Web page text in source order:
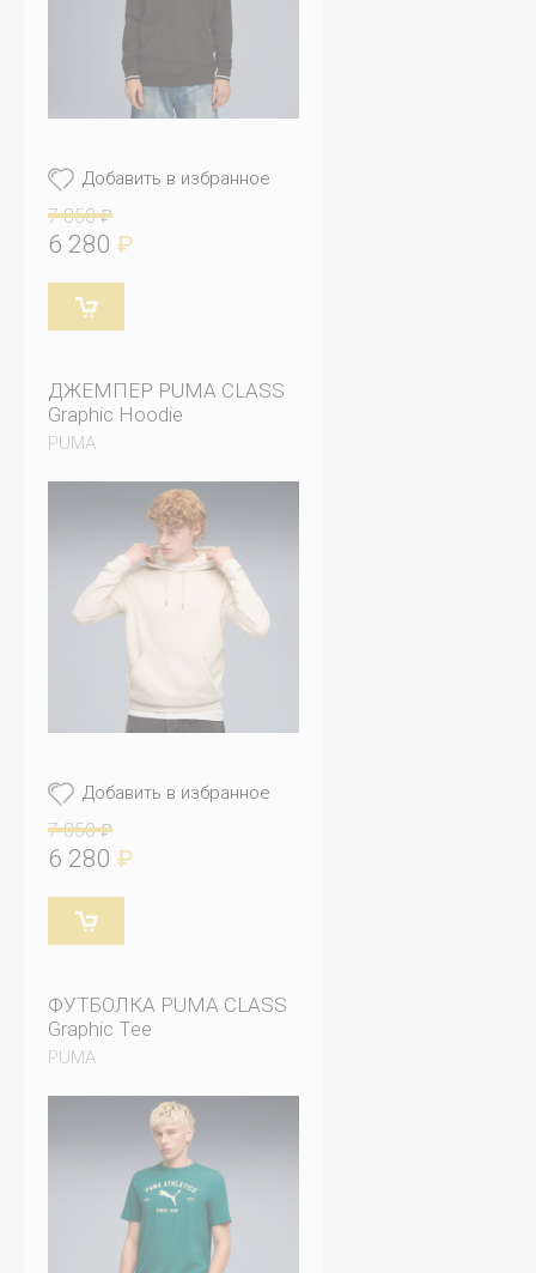
Добавить в избранное
7 850 ₽
6 280 ₽
ДЖЕМПЕР PUMA CLASS
Graphic Hoodie
PUMA
Добавить в избранное
7 850 ₽
6 280 ₽
ФУТБОЛКА PUMA CLASS
Graphic Tee
PUMA